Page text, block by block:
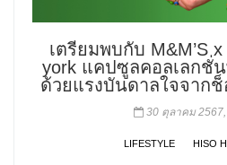
เตรียมพบกับ M&M’S
york แคปซูลคอลเลกชั่
ด้วยแรงบันดาลใจจากช็
30 ตุลาคม 2567,
LIFESTYLE HISO